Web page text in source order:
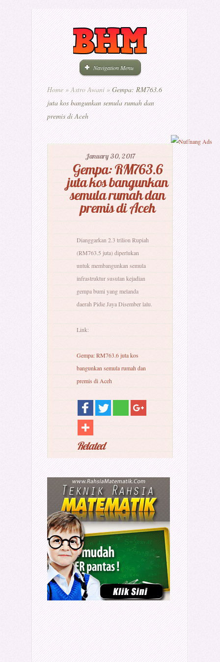
Navigation Menu
Home » Astro Awani » Gempa: RM763.6
juta kos bangunkan semula rumah dan
premis di Aceh
January 30, 2017
Gempa: RM763.6
juta kos bangunkan
semula rumah dan
premis di Aceh
Dianggarkan 2.3 trilion Rupiah
(RM763.5 juta) diperlukan
untuk membangunkan semula
infrastruktur susulan kejadian
gempa bumi yang melanda
daerah Pidie Jaya Disember lalu.
Link:
Gempa: RM763.6 juta kos
bangunkan semula rumah dan
premis di Aceh
Related